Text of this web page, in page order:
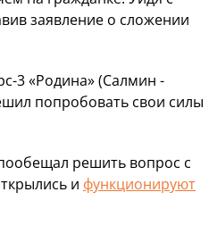
заявление о сложении
3 «Родина» (Салмин -
попробовать свои силы
решить вопрос с
и функционируют